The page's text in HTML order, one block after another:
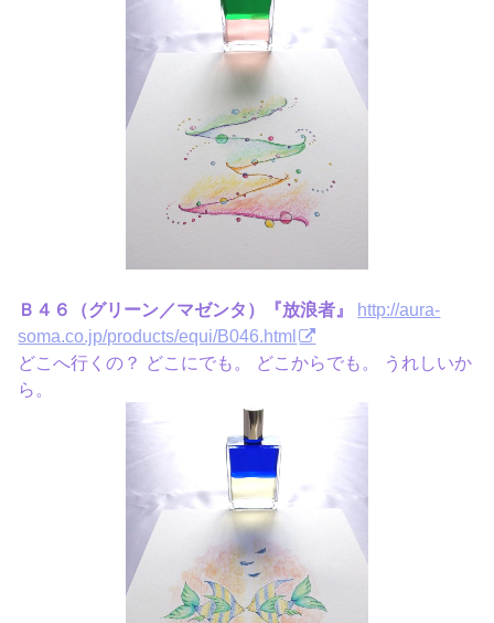
Ｂ４６（グリーン／マゼンタ）『放浪者』
http://aura-
soma.co.jp/products/equi/B046.html
どこへ行くの？ どこにでも。 どこからでも。 うれしいか
ら。